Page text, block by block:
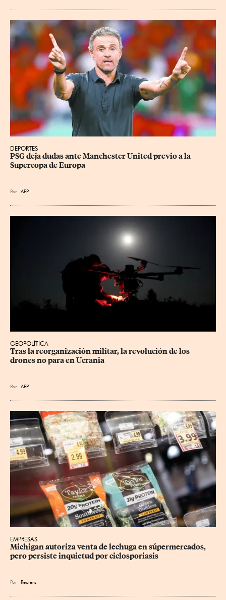
DEPORTES
PSG deja dudas ante Manchester United previo a la
Supercopa de Europa
Por AFP
GEOPOLÍTICA
Tras la reorganización militar, la revolución de los
drones no para en Ucrania
Por AFP
EMPRESAS
Michigan autoriza venta de lechuga en súpermercados,
pero persiste inquietud por ciclosporiasis
Por Reuters